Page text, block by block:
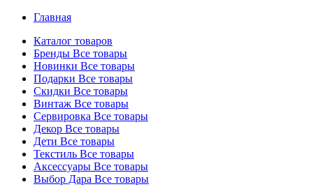
Главная
Каталог товаров
Бренды Все товары
Новинки Все товары
Подарки Все товары
Скидки Все товары
Винтаж Все товары
Сервировка Все товары
Декор Все товары
Дети Все товары
Текстиль Все товары
Аксессуары Все товары
Выбор Дара Все товары